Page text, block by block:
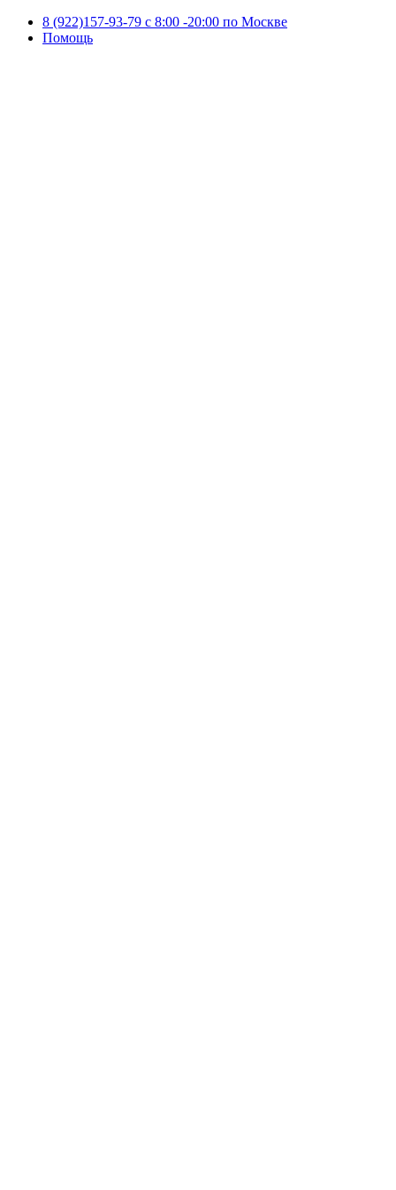
8 (922)157-93-79 c 8:00 -20:00 по Москве
Помощь